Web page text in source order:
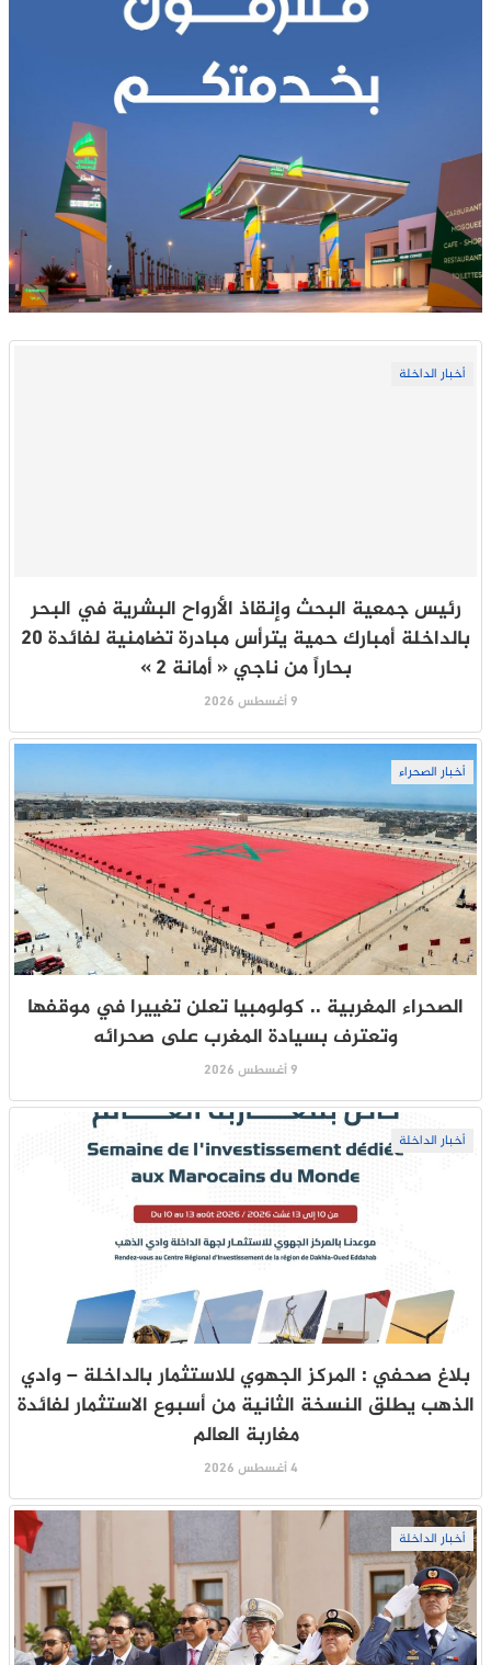
أخبار الداخلة
رئيس جمعية البحث وإنقاذ الأرواح البشرية في البحر
بالداخلة أمبارك حمية يترأس مبادرة تضامنية لفائدة 20
بحاراً من ناجي « أمانة 2 »
9 أغسطس 2026
أخبار الصحراء
الصحراء المغربية .. كولومبيا تعلن تغييرا في موقفها
وتعترف بسيادة المغرب على صحرائه
9 أغسطس 2026
أخبار الداخلة
بلاغ صحفي : المركز الجهوي للاستثمار بالداخلة – وادي
الذهب يطلق النسخة الثانية من أسبوع الاستثمار لفائدة
مغاربة العالم
4 أغسطس 2026
أخبار الداخلة